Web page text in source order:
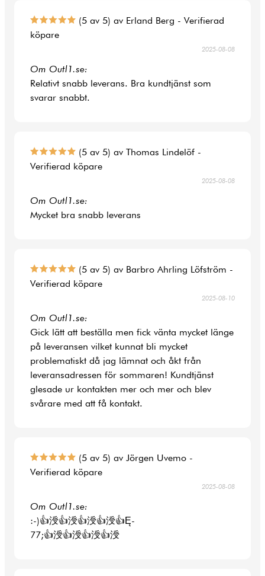
(5 av 5) av Erland Berg - Verifierad
köpare
2025-08-08
Om Outl1.se:
Relativt snabb leverans. Bra kundtjänst som
svarar snabbt.
(5 av 5) av Thomas Lindelöf -
Verifierad köpare
2025-08-08
Om Outl1.se:
Mycket bra snabb leverans
(5 av 5) av Barbro Ahrling Löfström -
Verifierad köpare
2025-08-10
Om Outl1.se:
Gick lätt att beställa men fick vänta mycket länge
på leveransen vilket kunnat bli mycket
problematiskt då jag lämnat och åkt från
leveransadressen för sommaren! Kundtjänst
glesade ur kontakten mer och mer och blev
svårare med att få kontakt.
(5 av 5) av Jörgen Uvemo -
Verifierad köpare
2025-08-08
Om Outl1.se:
:-)👍涭👍涭👍涭👍涭👍Ę-
77;👍涭👍涭👍涭👍涭